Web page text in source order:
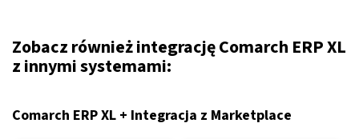
Zobacz również integrację Comarch ERP XL
z innymi systemami:
Comarch ERP XL + Integracja z Marketplace